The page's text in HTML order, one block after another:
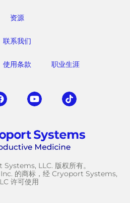
资源
联系我们
使用条款 职业生涯
LLC. 版权所有。
的商标，经 Cryoport Systems,
许可使用